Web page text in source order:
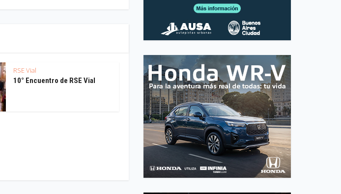
RSE Vial
10° Encuentro de RSE Vial